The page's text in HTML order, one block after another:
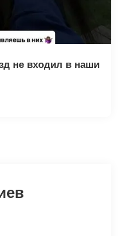
не входил в наши